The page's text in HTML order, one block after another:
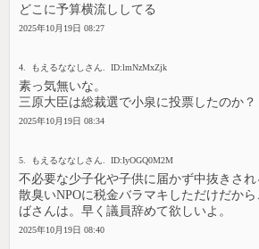
どこに予算横流ししてる
2025年10月19日 08:27
4. もえるななしさん. ID:lmNzMxZjk
素っ気無いな。
三原大臣は総裁選で小泉に投票したのか？
2025年10月19日 08:34
5. もえるななしさん. ID:IyOGQ0M2M
不必要な少子化や子供に届かず中抜きさ
散臭いNPOに税金バラマキしただけだか
ばさんは。早く議員辞めて欲しいよ。
2025年10月19日 08:40